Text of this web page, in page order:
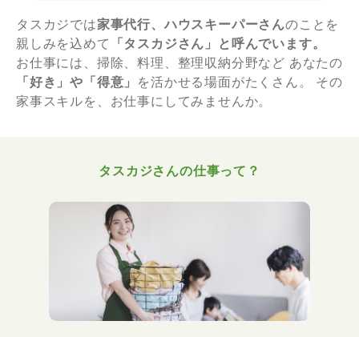
タスカジでは家事代行、ハウスキーパーさんのことを
親しみを込めて
「タスカジさん」と呼んでいます。
お仕事には、掃除、料理、整理収納分野など あなたの
「好き」や「得意」
を活かせる場面がたくさん。
その
家事スキルを、お仕事にしてみませんか。
タスカジさんの仕事って？